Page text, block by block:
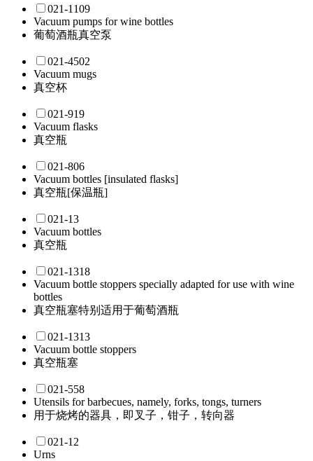
021-1109
Vacuum pumps for wine bottles
葡萄酒瓶真空泵
021-4502
Vacuum mugs
真空杯
021-919
Vacuum flasks
真空瓶
021-806
Vacuum bottles [insulated flasks]
真空瓶[保温瓶]
021-13
Vacuum bottles
真空瓶
021-1318
Vacuum bottle stoppers specially adapted for use with wine
bottles
真空瓶塞特别适用于葡萄酒瓶
021-1313
Vacuum bottle stoppers
真空瓶塞
021-558
Utensils for barbecues, namely, forks, tongs, turners
用于烧烤的器具，即叉子，钳子，转向器
021-12
Urns